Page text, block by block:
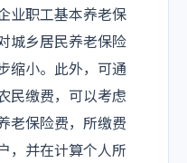
业职工基本养老保
城乡居民养老保险
缩小。此外，可通
民缴费，可以考虑
老保险费，所缴费
，并在计算个人所